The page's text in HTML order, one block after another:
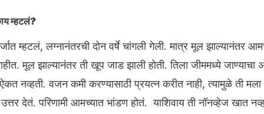
म्हटलं?
म्हटलं, लग्नानंतरची दोन वर्षे चांगली गेली. मात्र मूल झाल्यानंतर
मूल झाल्यानंतर ती खूप जाड झाली होती. तिला जीममध्ये जाण्याचा
नव्हती. वजन कमी करण्यासाठी प्रयत्न करीत नाही, त्यामुळे ती
देतं. परिणामी आमच्यात भांडण होतं. याशिवाय ती नॉनव्हेज खात